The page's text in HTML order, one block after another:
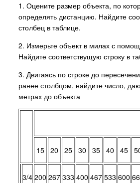
1. Оцените размер объекта, по
определять дистанцию. Найдите
столбец в таблице.
2. Измерьте объект в милах с
Найдите соответствущую строку в
3. Двигаясь по строке до
ранее столбцом, найдите число,
метрах до объекта
15 20 25 30 35 40 45
3/4 200 267 333 400 467 533 600